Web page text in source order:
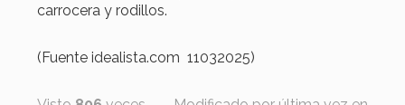
carrocera y rodillos.
(Fuente idealista.com 11032025)